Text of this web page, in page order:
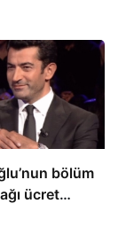
bölüm
ücret
bir ilk: